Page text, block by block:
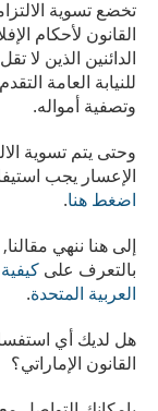
تخضع تسوية
القانون لأحكام
للنيابة العامة
وتصفية أمواله.
وحتى يتم تسوية
الإعسار يجب
اضغط هنا.
إلى هنا ننهي
بالتعرف على
العربية المتحدة.
هل لديك أي
القانون الإماراتي؟